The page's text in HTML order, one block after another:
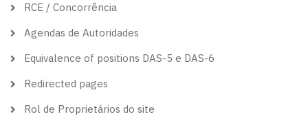
RCE / Concorrência
Agendas de Autoridades
Equivalence of positions DAS-5 e DAS-6
Redirected pages
Rol de Proprietários do site